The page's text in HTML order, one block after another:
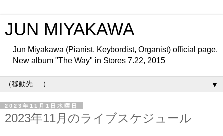
JUN MIYAKAWA
Jun Miyakawa (Pianist, Keybordist, Organist) official page.
New album "The Way" in Stores 7.22, 2015
▼
2023年11月1日水曜日
2023年11月のライブスケジュール